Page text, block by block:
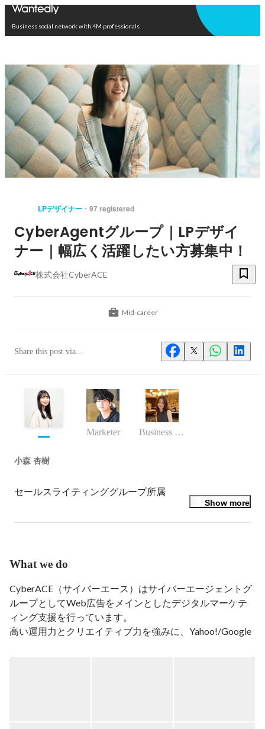
Business social network with 4M professionals
LPデザイナー 97 registered
CyberAgentグループ｜LPデザイ
ナー｜幅広く活躍したい方募集中！
株式会社CyberACE
Mid-career
Share this post via...
Marketer Business (Finance, HR etc.)
小森 杏樹
セールスライティンググループ所属
Show more
What we do
CyberACE（サイバーエース）はサイバーエージェントグ
ループとしてWeb広告をメインとしたデジタルマーケテ
ィング支援を行っています。
高い運用力とクリエイティブ力を強みに、Yahoo!/Google
ゆるジャンルのWeb広告に対応し、事業主様の予算や事